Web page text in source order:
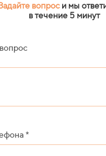
вопроси мы
в течение 5 минут
*